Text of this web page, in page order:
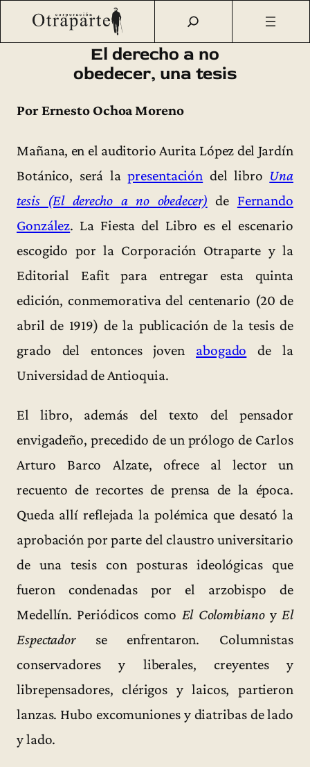
Saltar
Otraparte.org/ Corporación Archivo de prensa
El derecho
a no obedecer, una tesis
El derecho a no
obedecer, una tesis
Por Ernesto Ochoa Moreno
Mañana, en el auditorio Aurita López del Jardín
Botánico, será lapresentación del libro Una
tesis (El derecho a no obedecer) de Fernando
González. La Fiesta del Libro es el escenario
escogido por la Corporación Otraparte y la
Editorial Eafit para entregar esta quinta
edición, conmemorativa del centenario (20 de
abril de 1919) de la publicación de la tesis de
grado del entonces joven abogado de la
Universidad de Antioquia.
El libro, además del texto del pensador
envigadeño, precedido de un prólogo de Carlos
Arturo Barco Alzate, ofrece al lector un
recuento de recortes de prensa de la época.
Queda allí reflejada la polémica que desató la
aprobación por parte del claustro universitario
de una tesis con posturas ideológicas que
fueron condenadas por el arzobispo de
Medellín. Periódicos como El Colombianoy El
Espectadorse enfrentaron. Columnistas
conservadores y liberales, creyentes y
librepensadores, clérigos y laicos, partieron
lanzas. Hubo excomuniones y diatribas de lado
y lado.